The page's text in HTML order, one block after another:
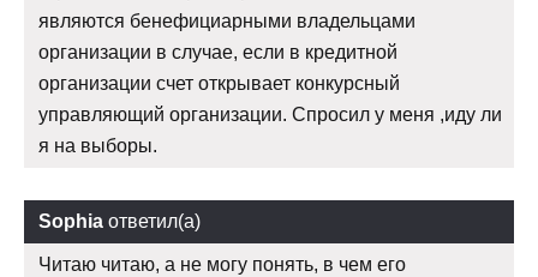
являются бенефициарными владельцами
организации в случае, если в кредитной
организации счет открывает конкурсный
управляющий организации. Спросил у меня ,иду ли
я на выборы.
Sophia ответил(а)
Читаю читаю, а не могу понять, в чем его